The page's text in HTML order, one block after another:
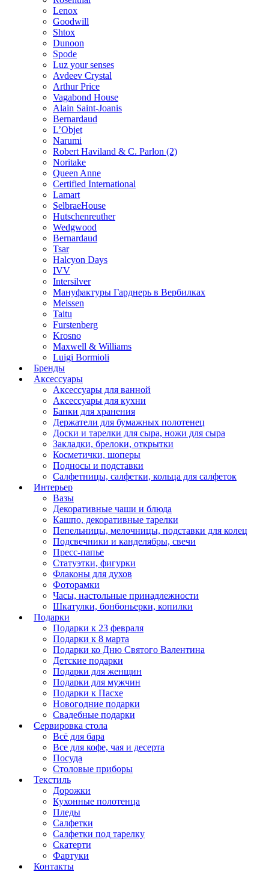
Lenox
Goodwill
Shtox
Dunoon
Spode
Luz your senses
Avdeev Crystal
Arthur Price
Vagabond House
Alain Saint-Joanis
Bernardaud
L’Objet
Narumi
Robert Haviland & C. Parlon (2)
Noritakе
Queen Anne
Certified International
Lamart
SelbraeHouse
Hutschenreuther
Wedgwood
Bernardaud
Tsar
Halcyon Days
IVV
Intersilver
Мануфактуры Гарднерь в Вербилках
Meissen
Taitu
Furstenberg
Krosno
Maxwell & Williams
Luigi Bormioli
Бренды
Аксессуары
Аксессуары для ванной
Аксессуары для кухни
Банки для хранения
Держатели для бумажных полотенец
Доски и тарелки для сыра, ножи для сыра
Закладки, брелоки, открытки
Косметички, шоперы
Подносы и подставки
Салфетницы, салфетки, кольца для салфеток
Интерьер
Вазы
Декоративные чаши и блюда
Кашпо, декоративные тарелки
Пепельницы, мелочницы, подставки для колец
Подсвечники и канделябры, свечи
Пресс-папье
Статуэтки, фигурки
Флаконы для духов
Фоторамки
Часы, настольные принадлежности
Шкатулки, бонбоньерки, копилки
Подарки
Подарки к 23 февраля
Подарки к 8 марта
Подарки ко Дню Святого Валентина
Детские подарки
Подарки для женщин
Подарки для мужчин
Подарки к Пасхе
Новогодние подарки
Свадебные подарки
Сервировка стола
Всё для бара
Все для кофе, чая и десерта
Посуда
Столовые приборы
Текстиль
Дорожки
Кухонные полотенца
Пледы
Салфетки
Салфетки под тарелку
Скатерти
Фартуки
Контакты